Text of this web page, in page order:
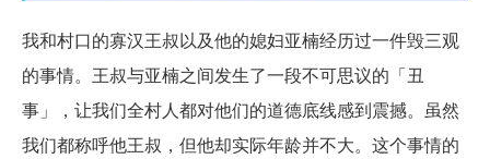
我和村口的寡汉王叔以及他的媳妇亚楠经历过一件毁三观
的事情。王叔与亚楠之间发生了一段不可思议的「丑
事」，让我们全村人都对他们的道德底线感到震撼。虽然
我们都称呼他王叔，但他却实际年龄并不大。这个事情的